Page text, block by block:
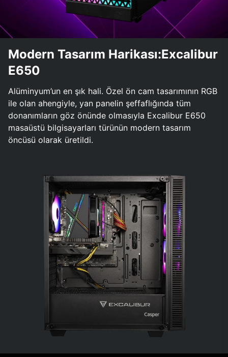
Modern Tasarım Harikası:Excalibur
E650
Alüminyum’un en şık hali. Özel ön cam tasarımının RGB
ile olan ahengiyle, yan panelin şeffaflığında tüm
donanımların göz önünde olmasıyla Excalibur E650
masaüstü bilgisayarları türünün modern tasarım
öncüsü olarak üretildi.